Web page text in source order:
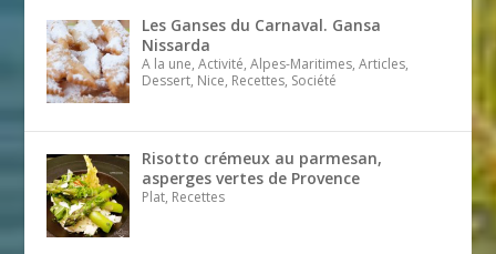
Les Ganses du Carnaval. Gansa
Nissarda
A la une, Activité, Alpes-Maritimes, Articles,
Dessert, Nice, Recettes, Société
Risotto crémeux au parmesan,
asperges vertes de Provence
Plat, Recettes